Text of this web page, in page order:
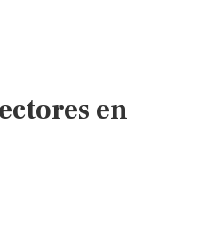
en